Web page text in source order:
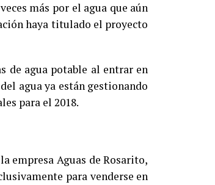
más por el agua que aún
haya titulado el proyecto
de agua potable al entrar en
agua ya están gestionando
para el 2018.
empresa Aguas de Rosarito,
para venderse en